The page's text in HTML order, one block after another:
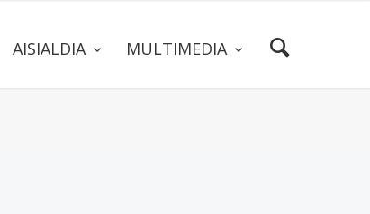
AISIALDIA MULTIMEDIA